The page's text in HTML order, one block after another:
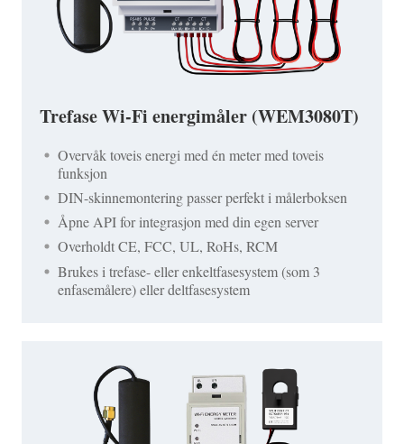
Trefase Wi-Fi energimåler (WEM3080T)
Overvåk toveis energi med én meter med toveis
funksjon
DIN-skinnemontering passer perfekt i målerboksen
Åpne API for integrasjon med din egen server
Overholdt CE, FCC, UL, RoHs, RCM
Brukes i trefase- eller enkeltfasesystem (som 3
enfasemålere) eller deltfasesystem